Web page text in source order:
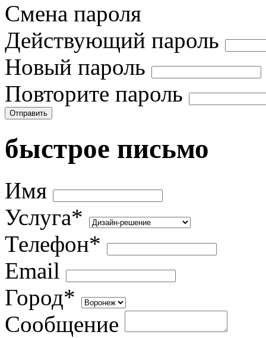
Смена пароля
Действующий пароль
Новый пароль
Повторите пароль
Отправить
быстрое письмо
Имя
Услуга*
Телефон*
Email
Город*
Сообщение